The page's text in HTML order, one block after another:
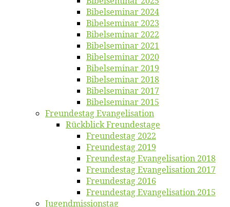
Bi­bel­se­mi­nar 2024
Bi­bel­se­mi­nar 2023
Bi­bel­se­mi­nar 2022
Bi­bel­se­mi­nar 2021
Bi­bel­se­mi­nar 2020
Bi­bel­se­mi­nar 2019
Bi­bel­se­mi­nar 2018
Bibelsemi­nar 2017
Bibelsemi­nar 2015
Freun­des­tag Evangelisation
Rück­blick Freundestage
Freun­des­tag 2022
Freun­des­tag 2019
Freun­des­tag Evan­ge­li­sa­ti­on 2018
Freun­des­tag Evan­ge­li­sa­ti­on 2017
Freun­des­tag 2016
Freun­des­tag Evan­ge­li­sa­ti­on 2015
Jugend­mis­sions­tag